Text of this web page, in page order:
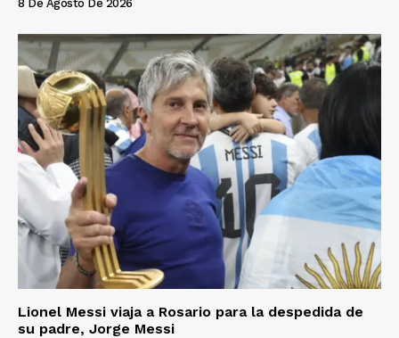
8 De Agosto De 2026
Lionel Messi viaja a Rosario para la despedida de
su padre, Jorge Messi